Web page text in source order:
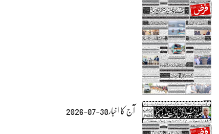
آج کا اخبار30-07-2026